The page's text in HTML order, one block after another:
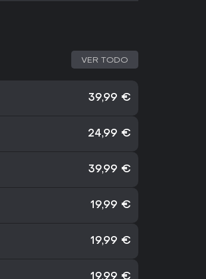
VER TODO
39,99 €
24,99 €
39,99 €
19,99 €
19,99 €
19,99 €